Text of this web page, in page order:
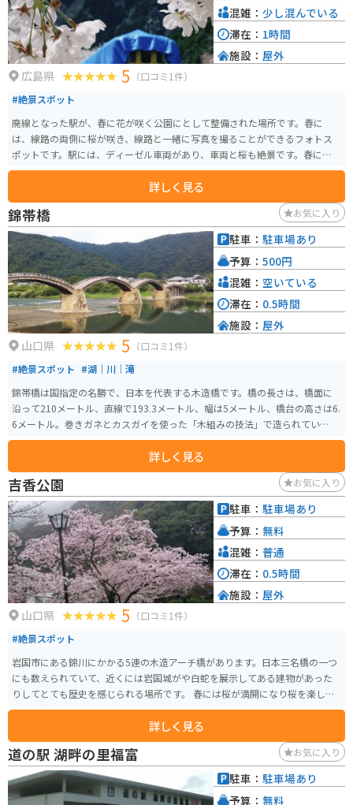
広島県 5 （口コミ1件）
#絶景スポット
廃線となった駅が、春に花が咲く公園にとして整備された場所です。春に
は、線路の両側に桜が咲き、線路と一緒に写真を撮ることができるフォトス
ポットです。駅には、ディーゼル車両があり、車両と桜も絶景です。春には、
「安野はなまつり」が開催されています。
詳しく見る
混雑： 少し混んでいる
滞在： 1時間
施設： 屋外
錦帯橋 お気に入り
山口県 5 （口コミ1件）
#絶景スポット #湖｜川｜滝
錦帯橋は国指定の名勝で、日本を代表する木造橋です。橋の長さは、橋面に
沿って210メートル、直線で193.3メートル、幅は5メートル、橋台の高さは6.
6メートル。巻きガネとカスガイを使った「木組みの技法」で造られていま
す。
詳しく見る
駐車： 駐車場あり
予算： 500円
混雑： 空いている
滞在： 0.5時間
施設： 屋外
吉香公園 お気に入り
山口県 5 （口コミ1件）
#絶景スポット
岩国市にある錦川にかかる5連の木造アーチ橋があります。日本三名橋の一つ
にも数えられていて、近くには岩国城がや白蛇を展示してある建物があった
りしてとても歴史を感じられる場所です。 春には桜が満開になり桜を楽しみ
ながら散策もでき、国内外から多くの人が訪れます。たくさんの車が止められ
る駐車場が整備してあり、近くまで車で行くことができます。年中楽しめる
場所なのでぜひオススメです。
詳しく見る
駐車： 駐車場あり
予算： 無料
混雑： 普通
滞在： 0.5時間
施設： 屋外
道の駅 湖畔の里福富 お気に入り
駐車： 駐車場あり
予算： 無料